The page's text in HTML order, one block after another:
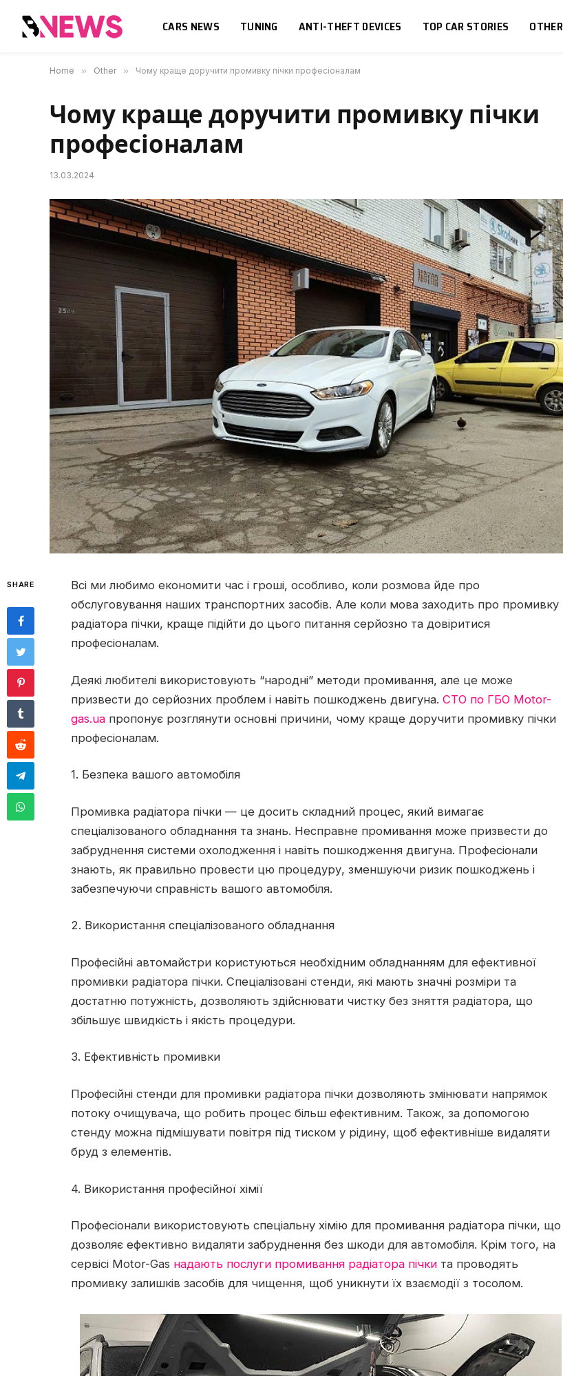
CARS NEWS TUNING ANTI-THEFT DEVICES TOP CAR STORIES OTHER
Home » Other » Чому краще доручити промивку пічки професіоналам
Чому краще доручити промивку пічки
професіоналам
13.03.2024
SHARE
Всі ми любимо економити час і гроші, особливо, коли розмова йде про
обслуговування наших транспортних засобів. Але коли мова заходить про промивку
радіатора пічки, краще підійти до цього питання серйозно та довіритися
професіоналам.
Деякі любителі використовують “народні” методи промивання, але це може
призвести до серйозних проблем і навіть пошкоджень двигуна. СТО по ГБО Motor-
gas.ua пропонує розглянути основні причини, чому краще доручити промивку пічки
професіоналам.
1. Безпека вашого автомобіля
Промивка радіатора пічки — це досить складний процес, який вимагає
спеціалізованого обладнання та знань. Несправне промивання може призвести до
забруднення системи охолодження і навіть пошкодження двигуна. Професіонали
знають, як правильно провести цю процедуру, зменшуючи ризик пошкоджень і
забезпечуючи справність вашого автомобіля.
2. Використання спеціалізованого обладнання
Професійні автомайстри користуються необхідним обладнанням для ефективної
промивки радіатора пічки. Спеціалізовані стенди, які мають значні розміри та
достатню потужність, дозволяють здійснювати чистку без зняття радіатора, що
збільшує швидкість і якість процедури.
3. Ефективність промивки
Професійні стенди для промивки радіатора пічки дозволяють змінювати напрямок
потоку очищувача, що робить процес більш ефективним. Також, за допомогою
стенду можна підмішувати повітря під тиском у рідину, щоб ефективніше видаляти
бруд з елементів.
4. Використання професійної хімії
Професіонали використовують спеціальну хімію для промивання радіатора пічки, що
дозволяє ефективно видаляти забруднення без шкоди для автомобіля. Крім того, на
сервісі Motor-Gas надають послуги промивання радіатора пічки та проводять
промивку залишків засобів для чищення, щоб уникнути їх взаємодії з тосолом.